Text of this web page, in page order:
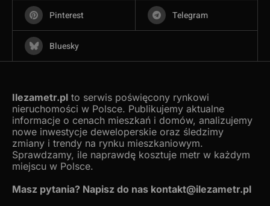
Pinterest Telegram
Bluesky
Ilezametr.pl to serwis poświęcony rynkowi
nieruchomości w Polsce. Publikujemy aktualne
informacje o cenach mieszkań i domów, analizujemy
nowe inwestycje deweloperskie oraz śledzimy
zmiany i trendy na rynku mieszkaniowym.
Sprawdzamy, ile naprawdę kosztuje metr w każdym
miejscu w Polsce.
Masz pytania? Napisz do nas kontakt@ilezametr.pl